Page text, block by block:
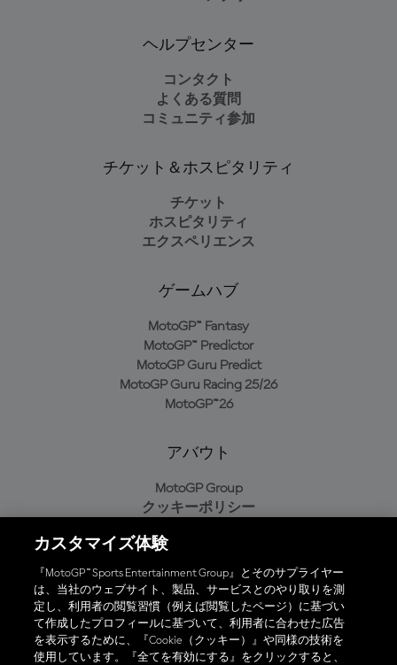
ヘルプセンター
コンタクト
よくある質問
コミュニティ参加
チケット＆ホスピタリティ
チケット
ホスピタリティ
エクスペリエンス
ゲームハブ
MotoGP™ Fantasy
MotoGP™ Predictor
MotoGP Guru Predict
MotoGP Guru Racing 25/26
MotoGP™26
アバウト
MotoGP Group
クッキーポリシー
プライバシーポリシー
購入ポリシー
オフィシャルアプリ
カスタマイズ体験
『MotoGP™ Sports Entertainment Group』とそのサプライヤー
は、当社のウェブサイト、製品、サービスとのやり取りを測
定し、利用者の閲覧習慣（例えば閲覧したページ）に基づい
て作成したプロフィールに基づいて、利用者に合わせた広告
を表示するために、『Cookie（クッキー）』や同様の技術を
使用しています。『全てを有効にする』をクリックすると、